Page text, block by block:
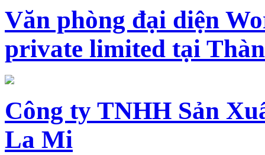
Văn phòng đại diện
private limited tại
Công ty TNHH Sản
La Mi